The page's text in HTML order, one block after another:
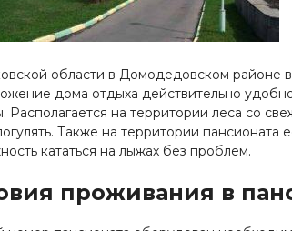
области в Домодедовском районе
дома отдыха действительно
Располагается на территории леса со
Также на территории пансионата
кататься на лыжах без проблем.
проживания в